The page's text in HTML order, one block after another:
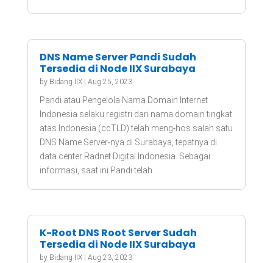
DNS Name Server Pandi Sudah
Tersedia di Node IIX Surabaya
by Bidang IIX| Aug 25, 2023
Pandi atau Pengelola Nama Domain Internet
Indonesia selaku registri dari nama domain tingkat
atas Indonesia (ccTLD) telah meng-hos salah satu
DNS Name Server-nya di Surabaya, tepatnya di
data center Radnet Digital Indonesia. Sebagai
informasi, saat ini Pandi telah...
K-Root DNS Root Server Sudah
Tersedia di Node IIX Surabaya
by Bidang IIX| Aug 23, 2023